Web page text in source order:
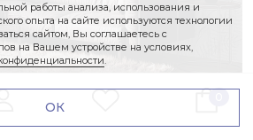
работы анализа, использования и
опыта на сайте используются технологии
сайтом, Вы соглашаетесь с
на Вашем устройстве на условиях,
.
ОК